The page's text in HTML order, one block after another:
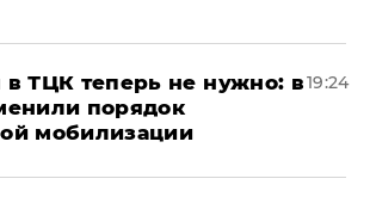
ТЦК теперь не нужно: в
порядок
мобилизации
19:24